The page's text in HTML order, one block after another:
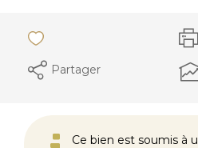
Partager
Ce bien est soumis à